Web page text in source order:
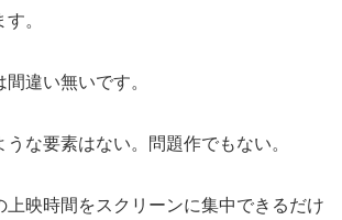
。
違い無いです。
な要素はない。問題作でもない。
上映時間をスクリーンに集中できるだけ